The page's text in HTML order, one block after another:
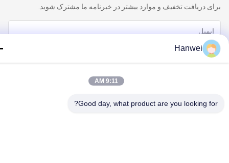
دریافت تخفیف و موارد بیشتر در خبرنامه ما مشترک شوید.
با ما تماس بگیرید
Hanwei
9:11 AM
Good day, what product are you looking